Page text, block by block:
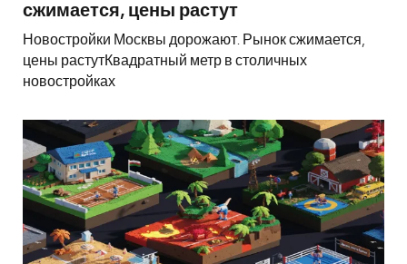
сжимается, цены растут
Новостройки Москвы дорожают. Рынок сжимается,
цены растутКвадратный метр в столичных
новостройках